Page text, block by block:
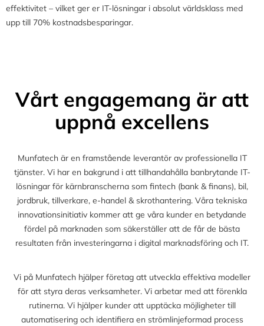
effektivitet – vilket ger er IT-lösningar i absolut världsklass med
upp till 70% kostnadsbesparingar.
Vårt engagemang är att
uppnå excellens
Munfatech är en framstående leverantör av professionella IT
tjänster. Vi har en bakgrund i att tillhandahålla banbrytande IT-
lösningar för kärnbranscherna som fintech (bank & finans), bil,
jordbruk, tillverkare, e-handel & skrothantering. Våra tekniska
innovationsinitiativ kommer att ge våra kunder en betydande
fördel på marknaden som säkerställer att de får de bästa
resultaten från investeringarna i digital marknadsföring och IT.
Vi på Munfatech hjälper företag att utveckla effektiva modeller
för att styra deras verksamheter. Vi arbetar med att förenkla
rutinerna. Vi hjälper kunder att upptäcka möjligheter till
automatisering och identifiera en strömlinjeformad process